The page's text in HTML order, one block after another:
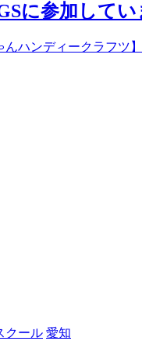
に参加してい
ハンディークラフツ
クール 愛知